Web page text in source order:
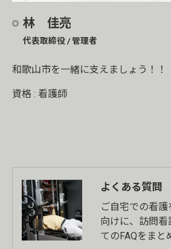
林 佳亮
代表取締役 / 管理者
和歌山市を一緒に支えましょう！！
資格 : 看護師
よくある質問
ご自宅での看
向けに、訪問
てのFAQをまと